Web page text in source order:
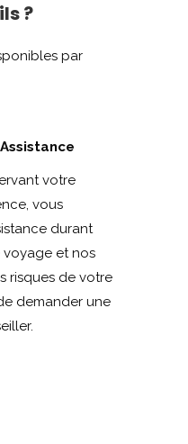
?
par
votre
vous
durant
et nos
risques de votre
demander une